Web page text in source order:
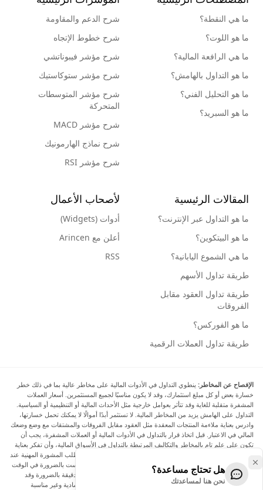
ما هي النقطة؟
ما هو اللوت؟
ما هي الرافعة المالية؟
ما هو التداول بالهامش؟
ما هو التحليل الفني؟
ما هو السبريد؟
شرح الدعم والمقاومة
شرح خطوط الإتجاه
شرح مؤشر فيبوناتشي
شرح مؤشر ستوكاستيك
شرح مؤشر المتوسطات
المتحركة
شرح مؤشر MACD
شرح نماذج الهارمونيك
شرح مؤشر RSI
المقالات الرئيسية
ما هو التداول عبر الإنترنت؟
ما هو البيتكوين؟
ما هي الشموع اليابانية؟
طريقة تداول الأسهم
طريقة تداول العقود مقابل
الفروقات
ما هو الفوركس؟
طريقة تداول العملات الرقمية
لأصحاب الأعمال
أدوات (Widgets)
أعلن مع Arincen
RSS
الإفصاح عن المخاطر: ينطوي التداول في الأدوات المالية على مخاطر عالية بما في ذلك خطر
خسارة بعض أو كل مبلغ استثمارك، وقد لا يكون مناسبًا لجميع المستثمرين. أسعار العملات
المشفرة متقلبة للغاية وقد تتأثر بعوامل خارجية مثل الأحداث المالية أو التنظيمية أو السياسية.
التداول على الهامش يزيد من المخاطر المالية. لا تستثمر أبدًا أموالًا لا يمكنك تحمل خسارتها،
وادرس بعناية ملاءمة المنتجات المعقدة مثل العقود مقابل الفروقات والمشتقات مع وضع وضعك
المالي في الاعتبار. قبل اتخاذ قرار بالتداول في الأدوات المالية أو العملات المشفرة، يجب أن
تكون على علم تام بالمخاطر والتكاليف المرتبطة بالتداول في الأسواق المالية، وأن تفكر بعناية
في أهدافك الاستثمارية ومستوى خبرتك ورغبتك في المخاطرة، وأن تطلب المشورة المهنية عند
الحاجة. تود Arincen أن تذكرك بأن البيانات الواردة في هذا الموقع ليست بالضرورة في الوقت
الفعلي وليست دقيقة. البيانات والأسعار الموجودة على الموقع ليست دقيقة بالضرورة وقد
تختلف عن السعر الفعلي في أي سوق معينة، مما يعني أن الأسعار إرشادية وغير مناسبة
هل تحتاج مساعدة؟
نحن هنا لمساعدتك